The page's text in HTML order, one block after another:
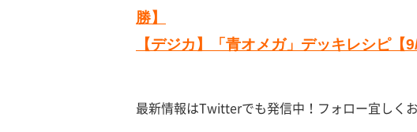
勝】
【デジカ】「青オメガ」デッキレシピ【
最新情報はTwitterでも発信中！フォロー宜しく